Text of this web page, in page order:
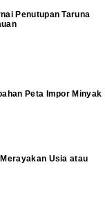
Penutupan Taruna
Peta Impor Minyak
Usia atau